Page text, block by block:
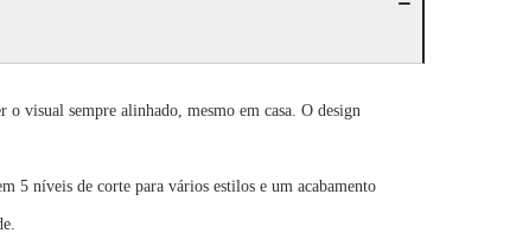
visual sempre alinhado, mesmo em casa. O design
5 níveis de corte para vários estilos e um acabamento